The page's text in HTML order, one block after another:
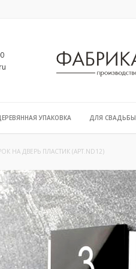
УПАКОВКА ДЛЯ СВАДЬБЫ
НА ДВЕРЬ ПЛАСТИК (АРТ.ND12)